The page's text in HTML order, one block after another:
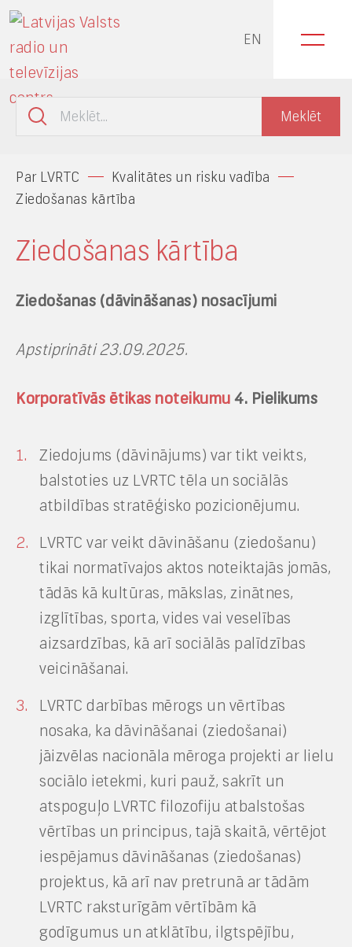
EN
Par LVRTC
Kvalitātes un risku vadība
Ziedošanas kārtība
Ziedošanas kārtība
Ziedošanas (dāvināšanas) nosacījumi
Apstiprināti 23.09.2025.
Korporatīvās ētikas noteikumu 4. Pielikums
Ziedojums (dāvinājums) var tikt veikts,
balstoties uz LVRTC tēla un sociālās
atbildības stratēģisko pozicionējumu.
LVRTC var veikt dāvināšanu (ziedošanu)
tikai normatīvajos aktos noteiktajās jomās,
tādās kā kultūras, mākslas, zinātnes,
izglītības, sporta, vides vai veselības
aizsardzības, kā arī sociālās palīdzības
veicināšanai.
LVRTC darbības mērogs un vērtības
nosaka, ka dāvināšanai (ziedošanai)
jāizvēlas nacionāla mēroga projekti ar lielu
sociālo ietekmi, kuri pauž, sakrīt un
atspoguļo LVRTC filozofiju atbalstošas
vērtības un principus, tajā skaitā, vērtējot
iespējamus dāvināšanas (ziedošanas)
projektus, kā arī nav pretrunā ar tādām
LVRTC raksturīgām vērtībām kā
godīgumus un atklātību, ilgtspējību,